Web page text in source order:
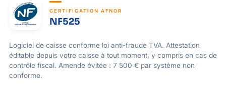
CERTIFICATION AFNOR
NF525
Logiciel de caisse conforme loi anti-fraude TVA. Attestation
éditable depuis votre caisse à tout moment, y compris en cas de
contrôle fiscal. Amende évitée : 7 500 € par système non
conforme.